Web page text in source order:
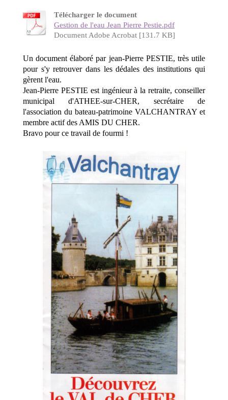
Télécharger le document
Gestion de l'eau Jean Pierre Pestie.pdf
Document Adobe Acrobat [131.7 KB]
Un document élaboré par jean-Pierre PESTIE, très utile
pour s'y retrouver dans les dédales des institutions qui
gèrent l'eau.
Jean-Pierre PESTIE est ingénieur à la retraite, conseiller
municipal d'ATHEE-sur-CHER, secrétaire de
l'association du bateau-patrimoine VALCHANTRAY et
membre actif des AMIS DU CHER.
Bravo pour ce travail de fourmi !